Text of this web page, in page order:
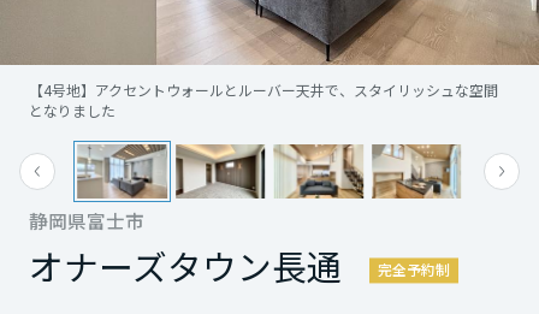
デザイナーズギャラリー
インテリア
住まいづくりガイド
買う
店舗・各種施設
土地活用モデルルーム見学
土地活用実例
法人のお客さま
リフォームの流れ
リフォームメニュー
リフォーム事例
事業用
複合開発・投資開発
複合開発事業（ASMACI-アスマチ-）
再開発・官民連携事業
分譲マンション開発事業
収益不動産・投資開発事業
オーナーサポート
サポートメニュー
住まいるりんぐ（ロングサポート）
保証制度
業・IR情報
企業・IR
ニュース
展示場・イベント情報
住まいのご相談
静岡県富士市
オナーズタウン長通 完全予約制
【4号地】アクセントウォールとルーバー天井で、スタイリッシュな空間
となりました
岩手県
宮城県
【4号地】ルーバー天井のLDKが印象的な2階
【9号地】蔵のある平屋
1棟1棟に違った魅力があるモデルハウスを
ぜひこの機会にご覧ください！
もっと見る